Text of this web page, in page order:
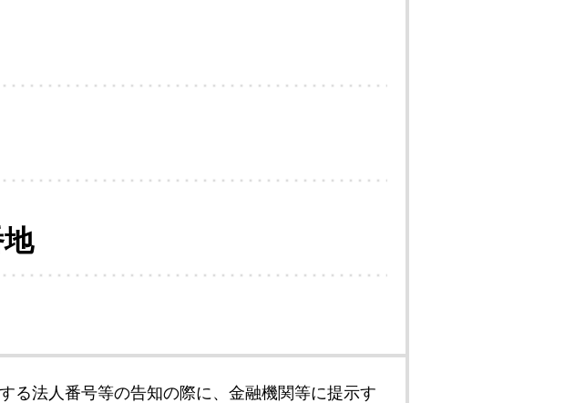
る法人番号等の告知の際に、金融機関等に提示す